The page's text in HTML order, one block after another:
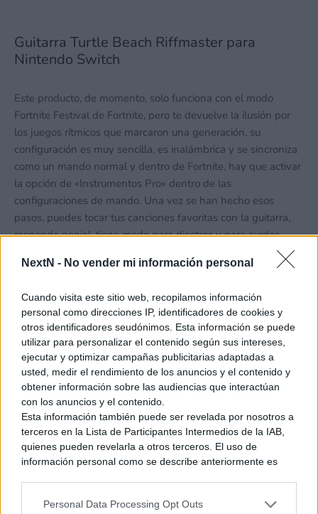
NextN - No vender mi información personal
Cuando visita este sitio web, recopilamos información
personal como direcciones IP, identificadores de cookies y
otros identificadores seudónimos. Esta información se puede
utilizar para personalizar el contenido según sus intereses,
ejecutar y optimizar campañas publicitarias adaptadas a
usted, medir el rendimiento de los anuncios y el contenido y
obtener información sobre las audiencias que interactúan
con los anuncios y el contenido.
Esta información también puede ser revelada por nosotros a
terceros en la Lista de Participantes Intermedios de la IAB,
quienes pueden revelarla a otros terceros. El uso de
información personal como se describe anteriormente es
generamos contenido relevante para nuestra audiencia.
Personal Data Processing Opt Outs
Guitarra Turtle Beach Riffmaster para
Nintendo Switch
Este producto, de momento, solo funciona con el modo
Fortnite Festival de Fortnite, pero te devuelve la ilusión por
los juegos rítmicos que marcaron una generación, su
configuración es muy sencilla, es inalámbrica y se sincroniza
como un mando normal y dentro de Fortnite, hay que activar
la opción de «Instrumentos Pro» dentro de las
configuraciones de mando. Una vez se han hecho esos
pasos, puedes tocar tus canciones favoritas con la guitarra,
responde genial, tiene modo para diestros y para zurdos,
bastantes botones, incluido un joystick para navegar por
menús y por el juego entre canciones, una correa para el
juegos rítmicos es un «must» y nos ha llevado de vuelta a
una época donde no dormíamos jugando al Guitar Hero.
Puedes ver la ficha del producto
aquí.